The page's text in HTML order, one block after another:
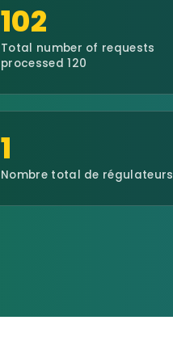
102
Total number of requests
processed 120
1
Nombre total de régulateurs